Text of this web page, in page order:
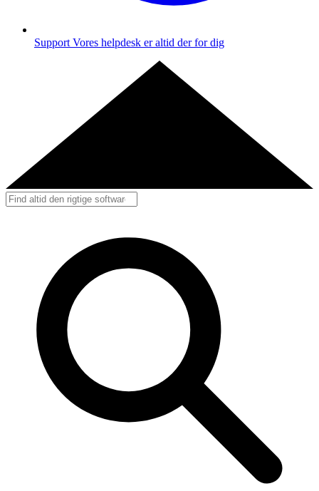
Support Vores helpdesk er altid der for dig